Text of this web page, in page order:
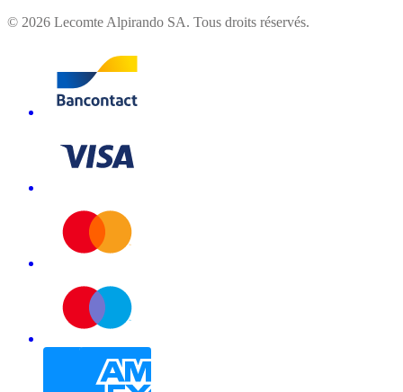
© 2026 Lecomte Alpirando SA. Tous droits réservés.